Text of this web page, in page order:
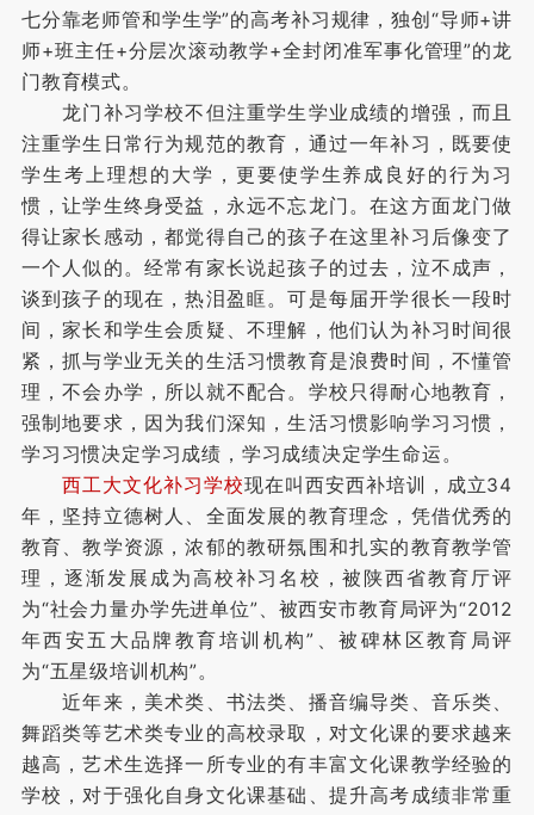
七分靠老师管和学生学”的高考补习规律，独创“导师+讲
师+班主任+分层次滚动教学+全封闭准军事化管理”的龙
门教育模式。
龙门补习学校不但注重学生学业成绩的增强，而且
注重学生日常行为规范的教育，通过一年补习，既要使
学生考上理想的大学，更要使学生养成良好的行为习
惯，让学生终身受益，永远不忘龙门。在这方面龙门做
得让家长感动，都觉得自己的孩子在这里补习后像变了
一个人似的。经常有家长说起孩子的过去，泣不成声，
谈到孩子的现在，热泪盈眶。可是每届开学很长一段时
间，家长和学生会质疑、不理解，他们认为补习时间很
紧，抓与学业无关的生活习惯教育是浪费时间，不懂管
理，不会办学，所以就不配合。学校只得耐心地教育，
强制地要求，因为我们深知，生活习惯影响学习习惯，
学习习惯决定学习成绩，学习成绩决定学生命运。
西工大文化补习学校现在叫西安西补培训，成立34
年，坚持立德树人、全面发展的教育理念，凭借优秀的
教育、教学资源，浓郁的教研氛围和扎实的教育教学管
理，逐渐发展成为高校补习名校，被陕西省教育厅评
为“社会力量办学先进单位”、被西安市教育局评为“2012
年西安五大品牌教育培训机构”、被碑林区教育局评
为“五星级培训机构”。
近年来，美术类、书法类、播音编导类、音乐类、
舞蹈类等艺术类专业的高校录取，对文化课的要求越来
越高，艺术生选择一所专业的有丰富文化课教学经验的
学校，对于强化自身文化课基础、提升高考成绩非常重